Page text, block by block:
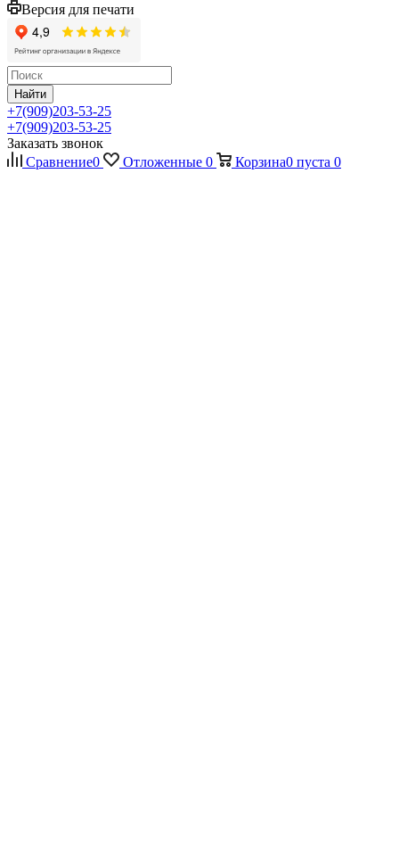
Версия для печати
Найти
+7(909)203-53-25
+7(909)203-53-25
Заказать звонок
Сравнение0 Отложенные 0 Корзина0 пуста 0